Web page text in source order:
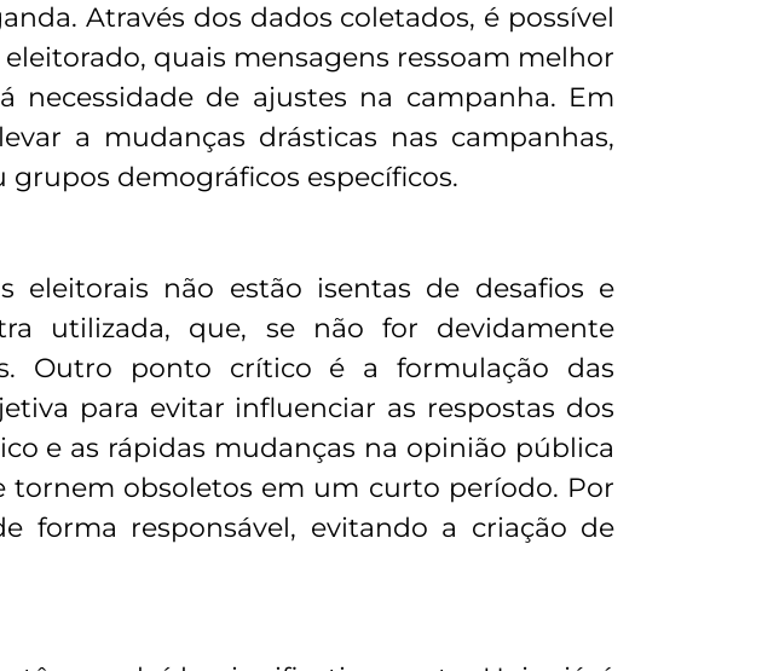
Através dos dados coletados, é possível
quais mensagens ressoam melhor
de ajustes na campanha. Em
a mudanças drásticas nas campanhas,
demográficos específicos.
eleitorais não estão isentas de desafios e
utilizada, que, se não for devidamente
Outro ponto crítico é a formulação das
para evitar influenciar as respostas dos
e as rápidas mudanças na opinião pública
tornem obsoletos em um curto período. Por
forma responsável, evitando a criação de